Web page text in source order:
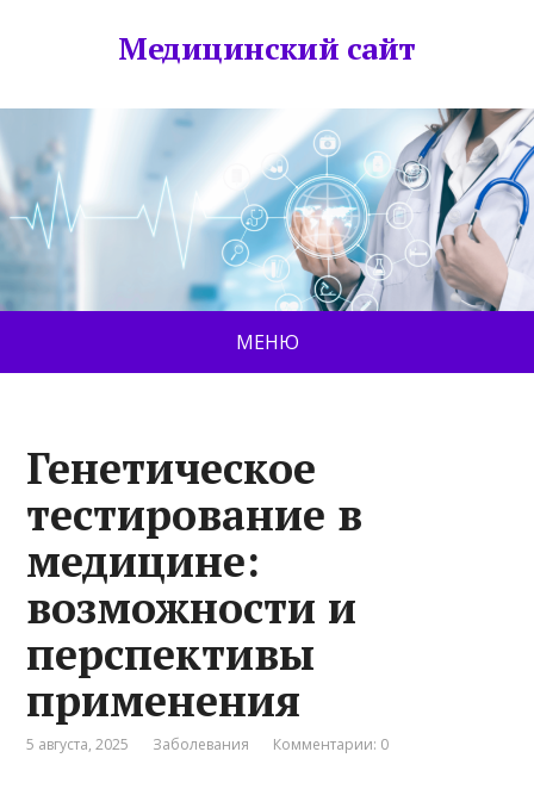
Медицинский сайт
МЕНЮ
Генетическое
тестирование в
медицине:
возможности и
перспективы
применения
5 августа, 2025 Заболевания Комментарии: 0